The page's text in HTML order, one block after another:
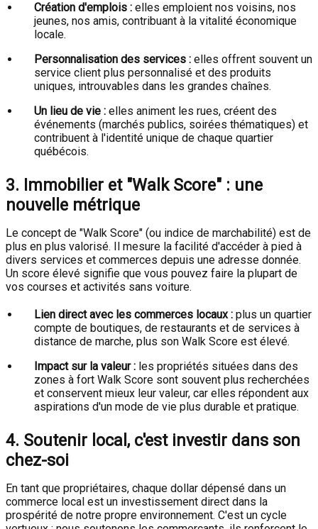
Création d'emplois : elles emploient nos voisins, nos
jeunes, nos amis, contribuant à la vitalité économique
locale.
Personnalisation des services : elles offrent souvent un
service client plus personnalisé et des produits
uniques, introuvables dans les grandes chaînes.
Un lieu de vie : elles animent les rues, créent des
événements (marchés publics, soirées thématiques) et
contribuent à l'identité unique de chaque quartier
québécois.
3. Immobilier et "Walk Score" : une
nouvelle métrique
Le concept de "Walk Score" (ou indice de marchabilité) est de
plus en plus valorisé. Il mesure la facilité d'accéder à pied à
divers services et commerces depuis une adresse donnée.
Un score élevé signifie que vous pouvez faire la plupart de
vos courses et activités sans voiture.
Lien direct avec les commerces locaux : plus un quartier
compte de boutiques, de restaurants et de services à
distance de marche, plus son Walk Score est élevé.
Impact sur la valeur : les propriétés situées dans des
zones à fort Walk Score sont souvent plus recherchées
et conservent mieux leur valeur, car elles répondent aux
aspirations d'un mode de vie plus durable et pratique.
4. Soutenir local, c'est investir dans son
chez-soi
En tant que propriétaires, chaque dollar dépensé dans un
commerce local est un investissement direct dans la
prospérité de notre propre environnement. C'est un cycle